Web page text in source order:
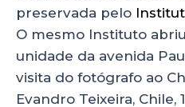
preservada pelo
O mesmo Instituto
unidade da avenida
visita do fotógrafo ao
Evandro Teixeira,